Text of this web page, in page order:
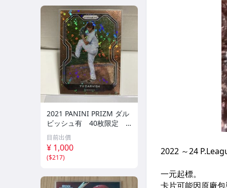
2021 PANINI PRIZM ダル
ビッシュ有 40枚限定
シリアルカード パドレス
目前出價
¥ 1,000
($217)